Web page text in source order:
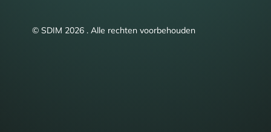
© SDIM 2026 . Alle rechten voorbehouden